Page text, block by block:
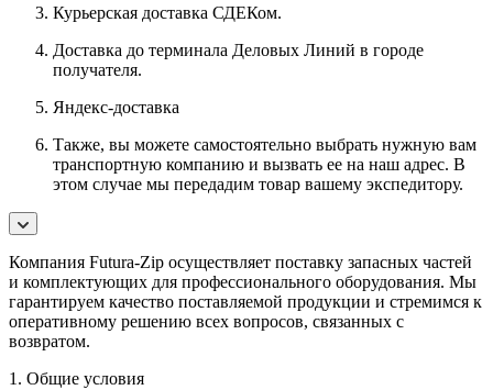
Курьерская доставка СДЕКом.
Доставка до терминала Деловых Линий в городе
получателя.
Яндекс-доставка
Также, вы можете самостоятельно выбрать нужную вам
транспортную компанию и вызвать ее на наш адрес. В
этом случае мы передадим товар вашему экспедитору.
Компания Futura-Zip осуществляет поставку запасных частей
и комплектующих для профессионального оборудования. Мы
гарантируем качество поставляемой продукции и стремимся к
оперативному решению всех вопросов, связанных с
возвратом.
1. Общие условия